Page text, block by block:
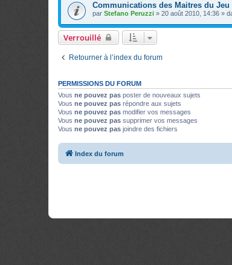
Communications des Maitres du Jeu
par Stefano Peruzzi » 20 août 2010, 14:36 »
Verrouillé
Retourner à l’index du forum
PERMISSIONS DU FORUM
Vous ne pouvez pas poster de nouveaux sujets
Vous ne pouvez pas répondre aux sujets
Vous ne pouvez pas modifier vos messages
Vous ne pouvez pas supprimer vos messages
Vous ne pouvez pas joindre des fichiers
Index du forum